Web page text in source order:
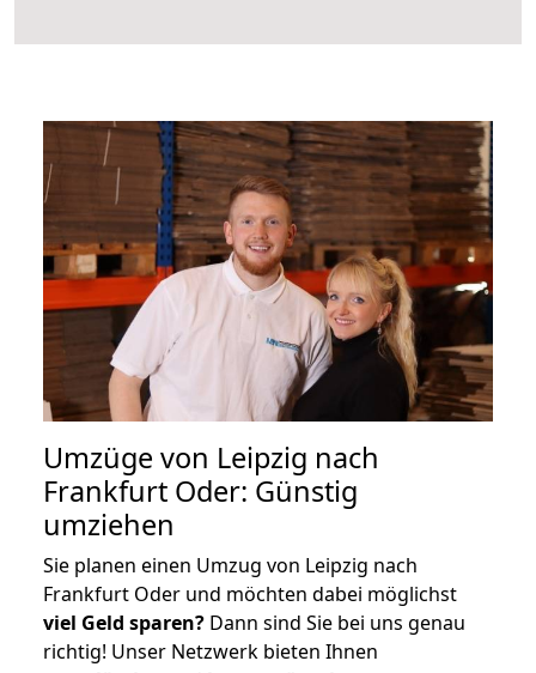
Umzüge von Leipzig nach
Frankfurt Oder: Günstig
umziehen
Sie planen einen Umzug von Leipzig nach
Frankfurt Oder und möchten dabei möglichst
viel Geld sparen? Dann sind Sie bei uns genau
richtig! Unser Netzwerk bieten Ihnen